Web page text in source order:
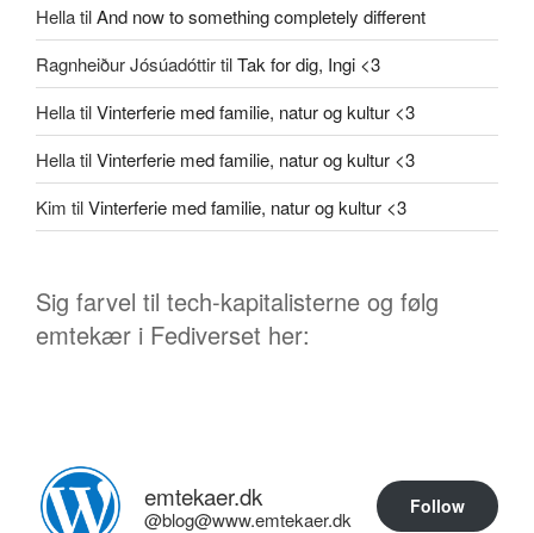
HellatilAnd now to something completely different
Ragnheiður JósúadóttirtilTak for dig, Ingi <3
HellatilVinterferie med familie, natur og kultur <3
HellatilVinterferie med familie, natur og kultur <3
Kim tilVinterferie med familie, natur og kultur <3
Sig farvel til tech-kapitalisterne og følg
emtekær i Fediverset her:
emtekaer.dk
@blog@www.emtekaer.dk
Follow